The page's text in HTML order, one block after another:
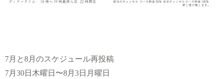
7月と8月のスケジュール再投稿
7月30日木曜日〜8月3日月曜日